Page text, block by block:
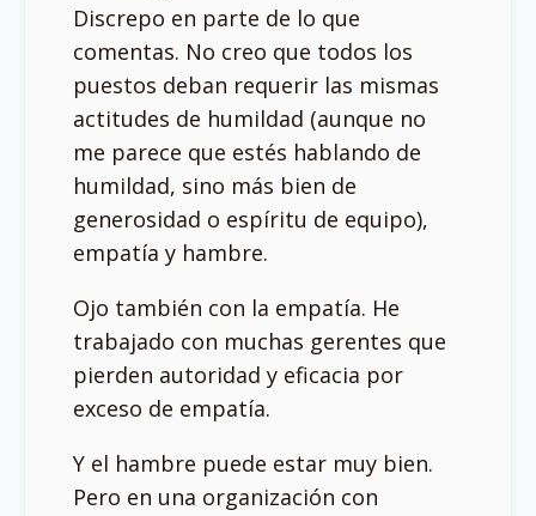
Discrepo en parte de lo que
comentas. No creo que todos los
puestos deban requerir las mismas
actitudes de humildad (aunque no
me parece que estés hablando de
humildad, sino más bien de
generosidad o espíritu de equipo),
empatía y hambre.
Ojo también con la empatía. He
trabajado con muchas gerentes que
pierden autoridad y eficacia por
exceso de empatía.
Y el hambre puede estar muy bien.
Pero en una organización con